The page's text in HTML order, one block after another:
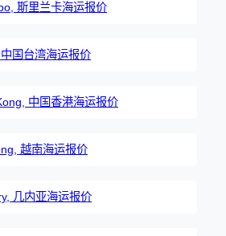
斯里兰卡海运报价
国台湾海运报价
中国香港海运报价
越南海运报价
几内亚海运报价